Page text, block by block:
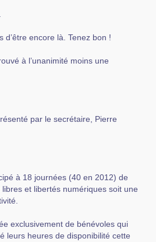
d’être encore là. Tenez bon !
à l’unanimité moins une
par le secrétaire, Pierre
à 18 journées (40 en 2012) de
et libertés numériques soit une
exclusivement de bénévoles qui
leurs heures de disponibilité cette